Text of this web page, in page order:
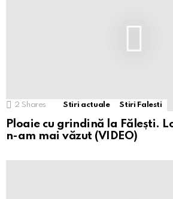
2 Shares Stiri actuale Stiri Falesti
Ploaie cu grindină la Fălești.
n-am mai văzut (VIDEO)